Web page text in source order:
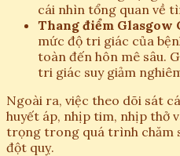
cái nhìn tổng quan về
Thang điểm Glasgow
mức độ tri giác của
toàn đến hôn mê sâu.
tri giác suy giảm
Ngoài ra, việc theo dõi sát
huyết áp, nhịp tim, nhịp thở
trọng trong quá trình chăm
đột quỵ.